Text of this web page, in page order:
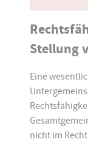
Stellung
Eine
nicht im